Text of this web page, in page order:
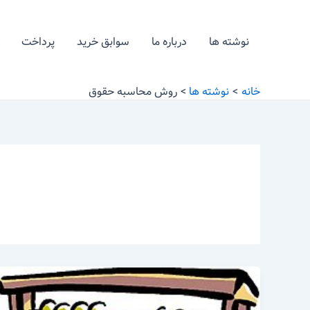
نوشته ها درباره ما سوابق خرید پرداخت
خانه نوشته ها روش محاسبه حقوق